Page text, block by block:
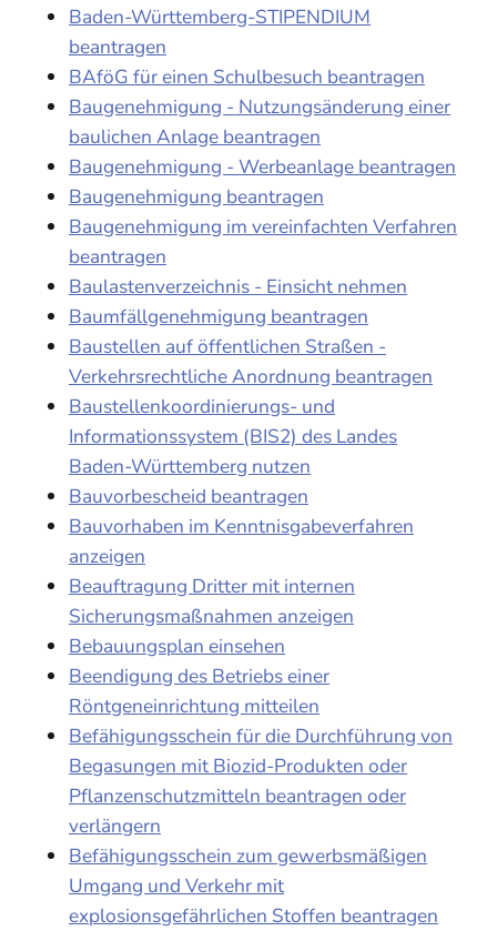
Baden-Württemberg-STIPENDIUM
beantragen
BAföG für einen Schulbesuch beantragen
Baugenehmigung - Nutzungsänderung einer
baulichen Anlage beantragen
Baugenehmigung - Werbeanlage beantragen
Baugenehmigung beantragen
Baugenehmigung im vereinfachten Verfahren
beantragen
Baulastenverzeichnis - Einsicht nehmen
Baumfällgenehmigung beantragen
Baustellen auf öffentlichen Straßen -
Verkehrsrechtliche Anordnung beantragen
Baustellenkoordinierungs- und
Informationssystem (BIS2) des Landes
Baden-Württemberg nutzen
Bauvorbescheid beantragen
Bauvorhaben im Kenntnisgabeverfahren
anzeigen
Beauftragung Dritter mit internen
Sicherungsmaßnahmen anzeigen
Bebauungsplan einsehen
Beendigung des Betriebs einer
Röntgeneinrichtung mitteilen
Befähigungsschein für die Durchführung von
Begasungen mit Biozid-Produkten oder
Pflanzenschutzmitteln beantragen oder
verlängern
Befähigungsschein zum gewerbsmäßigen
Umgang und Verkehr mit
explosionsgefährlichen Stoffen beantragen